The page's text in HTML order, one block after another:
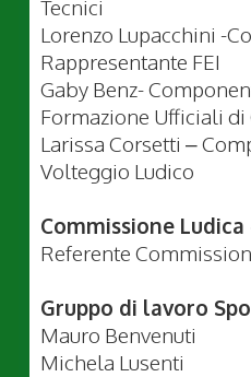
Tecnici
Lorenzo Lupacchini -
Rappresentante FEI
Gaby Benz-
Formazione Ufficiali di
Larissa Corsetti –
Volteggio Ludico
Commissione
Referente
Gruppo di lavoro
Mauro Benvenuti
Michela Lusenti